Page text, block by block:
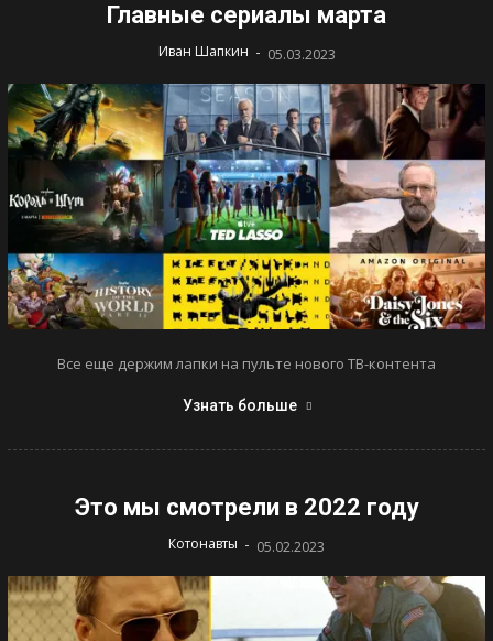
Главные сериалы марта
Иван Шапкин - 05.03.2023
Все еще держим лапки на пульте нового ТВ-контента
Узнать больше
Это мы смотрели в 2022 году
Котонавты - 05.02.2023